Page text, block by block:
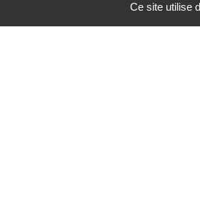
Ce site utilise